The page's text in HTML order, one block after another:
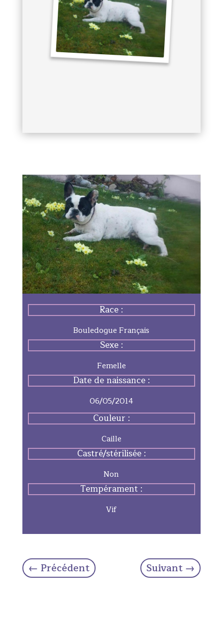
Race :
Bouledogue Français
Sexe :
Femelle
Date de naissance :
06/05/2014
Couleur :
Caille
Castré/stérilisée :
Non
Tempérament :
Vif
← Précédent Suivant→